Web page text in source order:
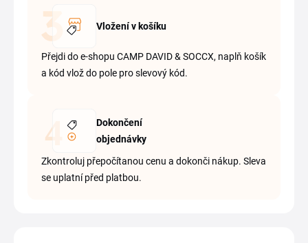
Vložení v košíku
Přejdi do e-shopu CAMP DAVID & SOCCX, naplň košík
a kód vlož do pole pro slevový kód.
Dokončení
objednávky
Zkontroluj přepočítanou cenu a dokonči nákup. Sleva
se uplatní před platbou.